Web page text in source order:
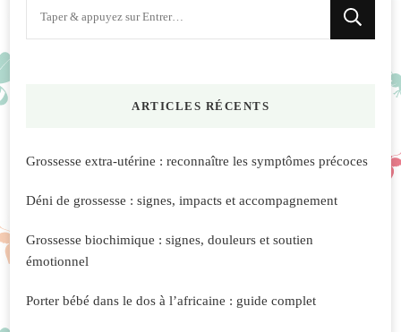
ARTICLES RÉCENTS
Grossesse extra-utérine : reconnaître les symptômes précoces
Déni de grossesse : signes, impacts et accompagnement
Grossesse biochimique : signes, douleurs et soutien
émotionnel
Porter bébé dans le dos à l’africaine : guide complet